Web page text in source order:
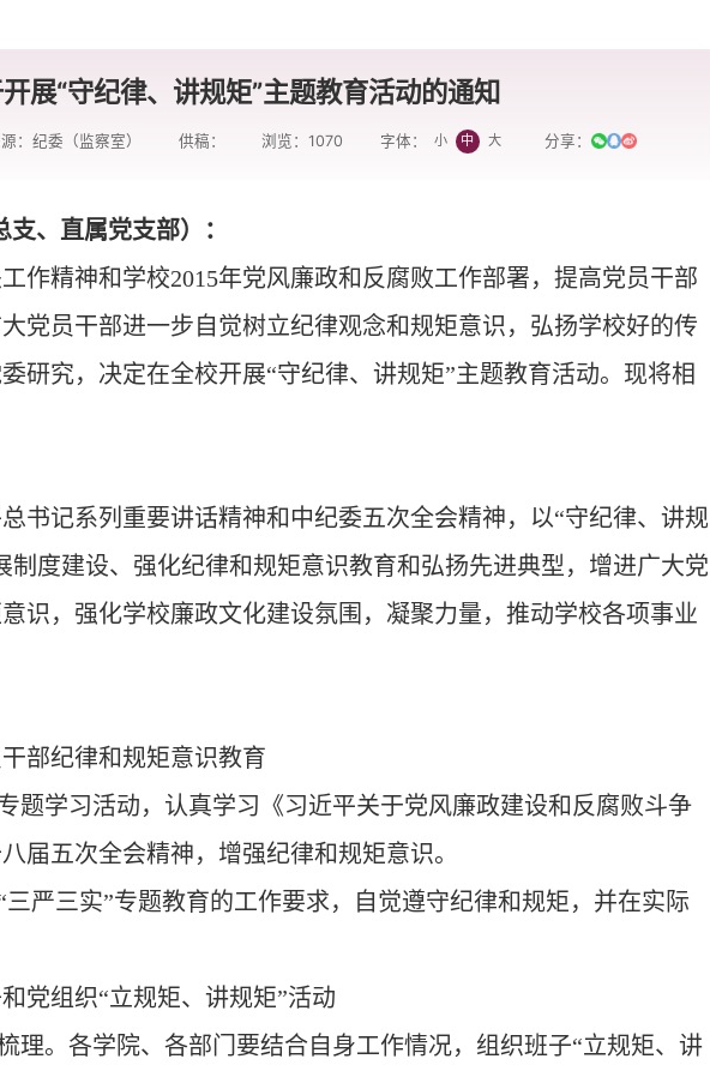
展“守纪律、讲规矩”主题教育活动的通知
：纪委（监察室） 供稿： 浏览：1070 字体： 小 中 大 分享：
、直属党支部）：
作精神和学校2015年党风廉政和反腐败工作部署，提高党员干部
党员干部进一步自觉树立纪律观念和规矩意识，弘扬学校好的传
研究，决定在全校开展“守纪律、讲规矩”主题教育活动。现将相
书记系列重要讲话精神和中纪委五次全会精神，以“守纪律、讲规
制度建设、强化纪律和规矩意识教育和弘扬先进典型，增进广大党
识，强化学校廉政文化建设氛围，凝聚力量，推动学校各项事业
部纪律和规矩意识教育
题学习活动，认真学习《习近平关于党风廉政建设和反腐败斗争
届五次全会精神，增强纪律和规矩意识。
三严三实”专题教育的工作要求，自觉遵守纪律和规矩，并在实际
党组织“立规矩、讲规矩”活动
理。各学院、各部门要结合自身工作情况，组织班子“立规矩、讲